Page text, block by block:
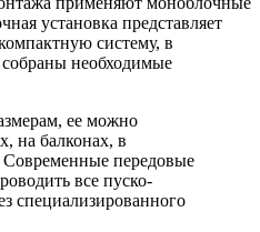
установка представляет
систему, в
необходимые
ее можно
на балконах, в
передовые
все пуско-
специализированного